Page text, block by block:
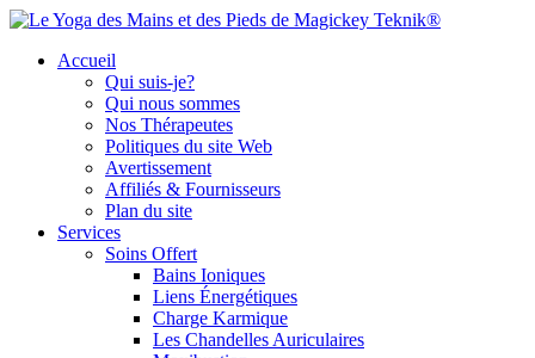
Accueil
Qui suis-je?
Qui nous sommes
Nos Thérapeutes
Politiques du site Web
Avertissement
Affiliés & Fournisseurs
Plan du site
Services
Soins Offert
Bains Ioniques
Liens Énergétiques
Charge Karmique
Les Chandelles Auriculaires